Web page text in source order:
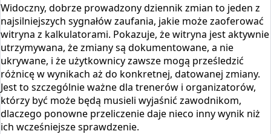
Widoczny, dobrze prowadzony dziennik zmian to jeden z
najsilniejszych sygnałów zaufania, jakie może zaoferować
witryna z kalkulatorami. Pokazuje, że witryna jest aktywnie
utrzymywana, że ​​zmiany są dokumentowane, a nie
ukrywane, i że użytkownicy zawsze mogą prześledzić
różnicę w wynikach aż do konkretnej, datowanej zmiany.
Jest to szczególnie ważne dla trenerów i organizatorów,
którzy być może będą musieli wyjaśnić zawodnikom,
dlaczego ponowne przeliczenie daje nieco inny wynik niż
ich wcześniejsze sprawdzenie.